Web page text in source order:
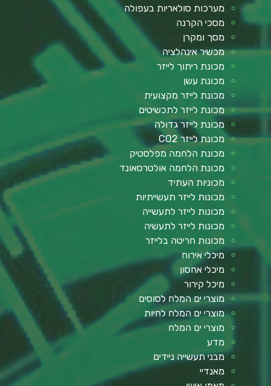
מערכות סולאריות בעפולה
מסכי הקרנה
מסך ומקרן
מכשיר אינהלציה
מכונת ריתוך לייזר
מכונת עשן
מכונת לייזר מקצועית
מכונת לייזר לתכשיטים
מכונת לייזר גדולה
מכונת לייזר CO2
מכונת הלחמה מפלסטיק
מכונת הלחמה אולטרסאונד
מכוניות העתיד
מכונות לייזר תעשייתיות
מכונות לייזר לתעשייה
מכונות לייזר לתעשיה
מכונות חריטה בלייזר
מיכלי אירוח
מיכלי אחסון
מיכל קירור
מוצרי ים המלח לסוסים
מוצרי ים המלח לחיות
מוצרי ים המלח
מדע
מבני תעשייה ניידים
מאנדיי